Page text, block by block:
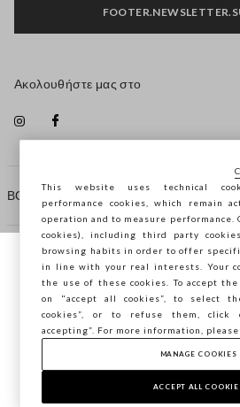
ΒΟΗΘΕΙΑ
ΠΡΑΚΤΟΡΕΙΟ
ΕΠΙΚΟΙΝΩΝΗΣΤΕ ΜΑΖΙ ΜΑΣ
Ακολουθήστε μας στο
Copyright © Ovs S.p.A. ΑΦΜ:
κεφάλαιο 290.923.470
Περιηγείστε στο STEFANEL
να αποθηκεύσετε την
ΕΠΙΒΕΒΑΊΩΣΗ
This website uses technical
performance cookies, which remain
operation and to measure
cookies), including third party
browsing habits in order to offer
in line with your real interests. Your
the use of these cookies. To accept
on "accept all cookies”, to select
cookies”, or to refuse them, click
accepting”. For more information,
MANAGE COOKIES
ACCEPT ALL